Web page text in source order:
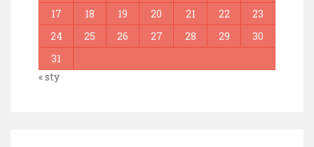
17
18 19 20 21 22
23
24
25 26 27 28 29
30
31
« sty